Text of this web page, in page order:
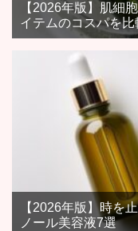
【2026年版】肌細
イテムのコスパを比
【2026年版】時を
ノール美容液7選